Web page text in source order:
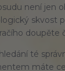
není jen
skvost
doupěte
té
máte